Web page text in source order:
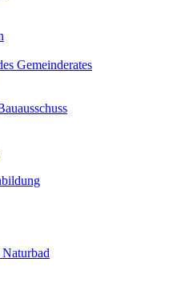
Gemeinderates